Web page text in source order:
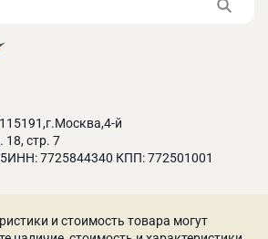
й
18, стр. 7
7725844340 КПП: 772501001
и стоимость товара могут